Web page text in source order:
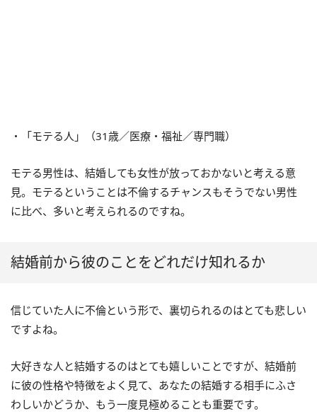
・「モテる人」（31歳／医療・福祉／専門職）
モテる男性は、結婚しても女性が放っておかないと考える意
見。モテるということは不倫するチャンスもそうでない男性
に比べ、多いと考えられるのですね。
結婚前から彼のことをどれだけ知れるか
信じていた人に不倫という形で、裏切られるのはとても悲しい
ですよね。
大好きな人と結婚するのはとても嬉しいことですが、結婚前
に彼の性格や特徴をよく見て、あなたの結婚する相手にふさ
わしいかどうか、もう一度見極めることも重要です。